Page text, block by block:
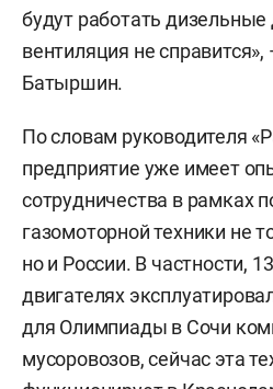
будут работать
вентиляция не справится»,
Батыршин.
По словам руководителя
предприятие уже имеет
сотрудничества в рамках
газомоторной техники не
но и России. В частности,
двигателях
для Олимпиады в Сочи
мусоровозов, сейчас эта